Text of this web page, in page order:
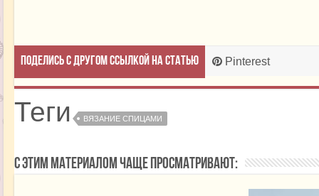
Поделись с другом ссылкой на статью Pinterest
Теги ВЯЗАНИЕ СПИЦАМИ
С этим материалом чаще просматривают: